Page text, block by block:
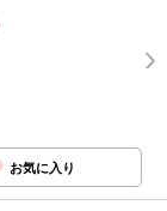
お気に入り